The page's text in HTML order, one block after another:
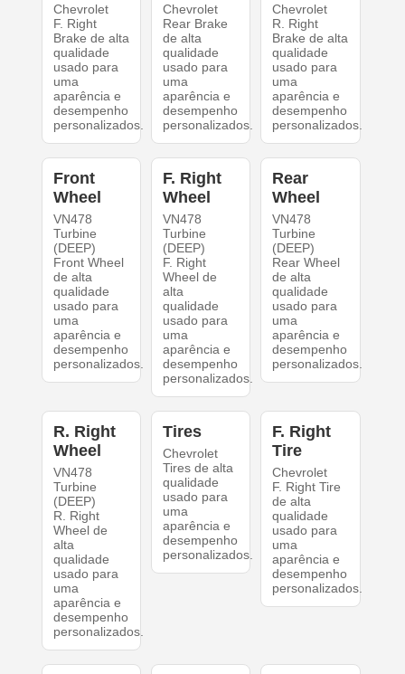
Chevrolet
F. Right
Brake de alta
qualidade
usado para
uma
aparência e
desempenho
personalizados.
Chevrolet
Rear Brake
de alta
qualidade
usado para
uma
aparência e
desempenho
personalizados.
Chevrolet
R. Right
Brake de alta
qualidade
usado para
uma
aparência e
desempenho
personalizados.
Front
Wheel
VN478
Turbine
(DEEP)
Front Wheel
de alta
qualidade
usado para
uma
aparência e
desempenho
personalizados.
F. Right
Wheel
VN478
Turbine
(DEEP)
F. Right
Wheel de
alta
qualidade
usado para
uma
aparência e
desempenho
personalizados.
Rear
Wheel
VN478
Turbine
(DEEP)
Rear Wheel
de alta
qualidade
usado para
uma
aparência e
desempenho
personalizados.
R. Right
Wheel
VN478
Turbine
(DEEP)
R. Right
Wheel de
alta
qualidade
usado para
uma
aparência e
desempenho
personalizados.
Tires
Chevrolet
Tires de alta
qualidade
usado para
uma
aparência e
desempenho
personalizados.
F. Right
Tire
Chevrolet
F. Right Tire
de alta
qualidade
usado para
uma
aparência e
desempenho
personalizados.